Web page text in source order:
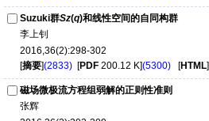
Suzuki群Sz(q)和线性空间的自同构群
李上钊
2016,36(2):298-302
[摘要](2833) [PDF 200.12 K](5300) [HTML]
磁场微极流方程组弱解的正则性准则
张辉